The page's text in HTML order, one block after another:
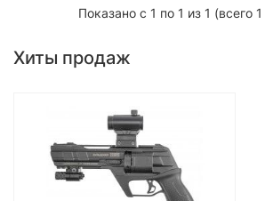
Показано с 1 по 1 из 1 (всего
Хиты продаж